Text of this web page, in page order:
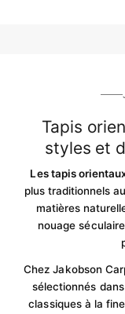
Tapis
styles et
Les tapis
plus traditionnels
matières
nouage
Chez Jakobson
sélectionnés
classiques à la